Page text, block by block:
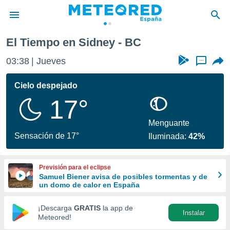
de
por
se
calidad.
a este
las
y
forma
digital
basada
El Tiempo en Sidney - BC
03:38 Jueves ...
Cielo despejado
17°
Sensación de 17°
Menguante
Iluminada:42%
Previsión para el eclipse
Samuel Biener avisa de posibles tormentas y de
un domo de calor en España
¡Descarga GRATIS la app de
Meteored!
Instalar